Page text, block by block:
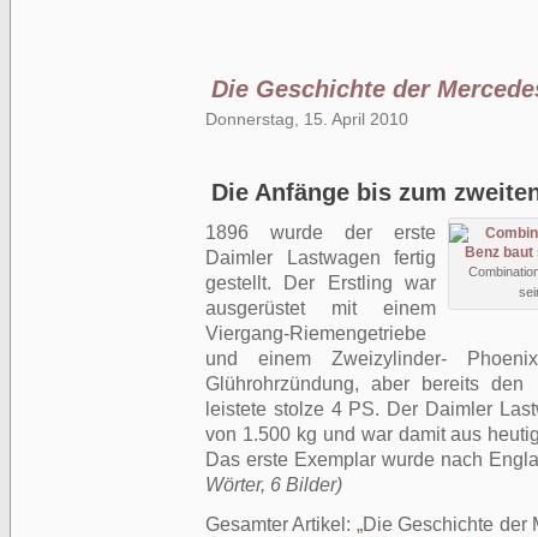
Die Geschichte der
Donnerstag, 15. April 2010
Die Anfänge bis zum
1896 wurde der erste
Daimler Lastwagen fertig
gestellt. Der Erstling war
ausgerüstet mit einem
Viergang-Riemengetriebe
und einem Zweizylinder-
Glührohrzündung, aber bereits
leistete stolze 4 PS. Der Daimler
von 1.500 kg und war damit aus
Das erste Exemplar wurde nach
Wörter, 6 Bilder)
Gesamter Artikel:
Die Geschichte der